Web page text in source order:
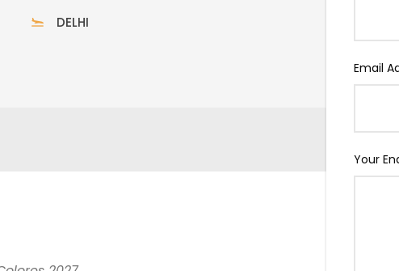
2027 – 11 noches
Email
Your
DELHI